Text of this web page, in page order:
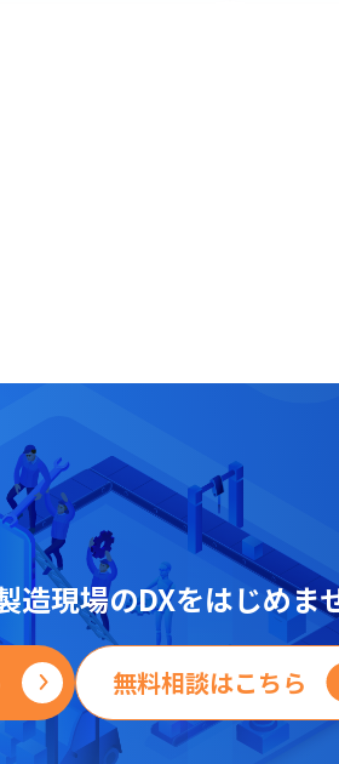
造現場のDXをはじめま
無料相談はこちら